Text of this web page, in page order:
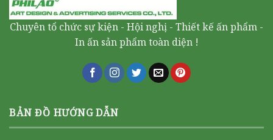
Chuyên tổ chức sự kiện - Hội nghị - Thiết kế ấn phẩm -
In ấn sản phẩm toàn diện !
BẢN ĐỒ HƯỚNG DẪN